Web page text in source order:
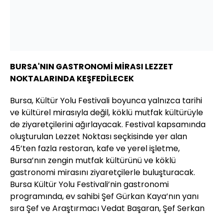
BURSA'NIN GASTRONOMİ MİRASI LEZZET
NOKTALARINDA KEŞFEDİLECEK
Bursa, Kültür Yolu Festivali boyunca yalnızca tarihi
ve kültürel mirasıyla değil, köklü mutfak kültürüyle
de ziyaretçilerini ağırlayacak. Festival kapsamında
oluşturulan Lezzet Noktası seçkisinde yer alan
45’ten fazla restoran, kafe ve yerel işletme,
Bursa’nın zengin mutfak kültürünü ve köklü
gastronomi mirasını ziyaretçilerle buluşturacak.
Bursa Kültür Yolu Festivali’nin gastronomi
programında, ev sahibi Şef Gürkan Kaya’nın yanı
sıra Şef ve Araştırmacı Vedat Başaran, Şef Serkan